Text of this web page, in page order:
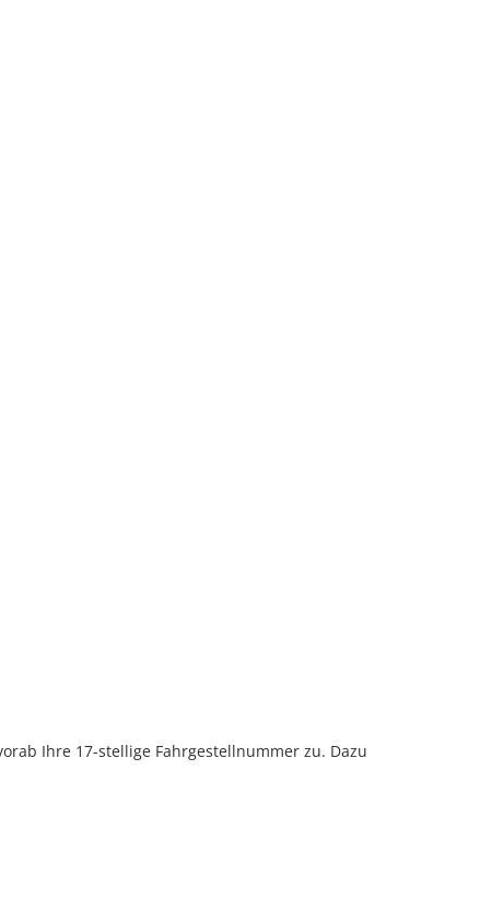
Ihre 17-stellige Fahrgestellnummer zu. Dazu